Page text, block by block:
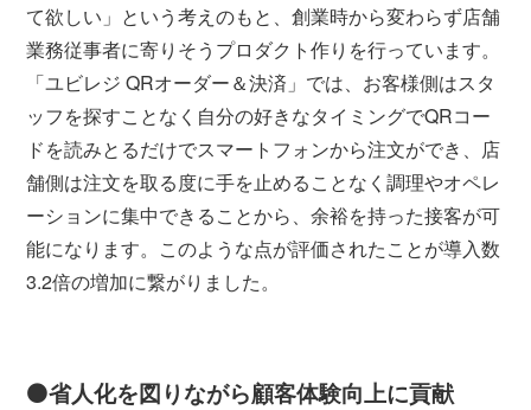
て欲しい」という考えのもと、創業時から変わらず店舗
業務従事者に寄りそうプロダクト作りを行っています。
「ユビレジ QRオーダー＆決済」では、お客様側はスタ
ッフを探すことなく自分の好きなタイミングでQRコー
ドを読みとるだけでスマートフォンから注文ができ、店
舗側は注文を取る度に手を止めることなく調理やオペレ
ーションに集中できることから、余裕を持った接客が可
能になります。このような点が評価されたことが導入数
3.2倍の増加に繋がりました。
⚫️省人化を図りながら顧客体験向上に貢献